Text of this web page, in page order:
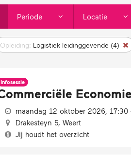
Periode Locatie
Opleiding: Logistiek leidinggevende (4)
Infosessie
maandag 12 oktober 2026, 17:30
Drakesteyn 5, Weert
Jij houdt het overzicht